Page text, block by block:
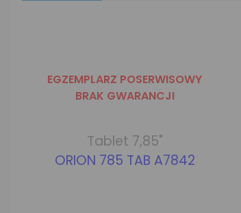
EGZEMPLARZ POSERWISOWY
BRAK GWARANCJI
Tablet 7,85"
ORION 785 TAB A7842